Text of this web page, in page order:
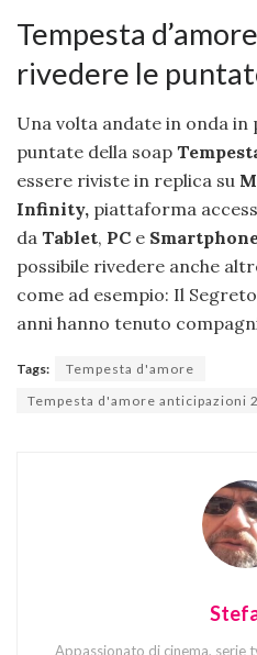
Tempesta
rivedere le
Una volta andate in onda in
puntate della soap
essere riviste in replica su
Infinity, piattaforma
da Tablet, PC e
possibile rivedere anche
come ad esempio: Il
anni hanno tenuto
Tags:
Tempesta d'amore
Tempesta d'amore anticipazioni
Appassionato di cinema, serie